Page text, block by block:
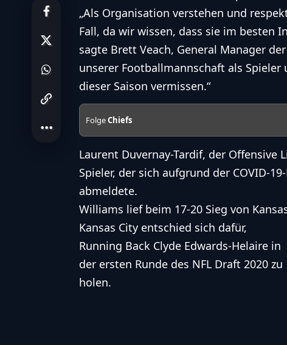
„Als Organisation verstehen und
Fall, da wir wissen, dass sie im besten
sagte Brett Veach, General Manager
unserer Footballmannschaft als
dieser Saison vermissen.“
FolgeChiefs
Laurent Duvernay-Tardif, der Offensive
Spieler, der sich aufgrund der COVID-
abmeldete.
Williams lief beim 17-20 Sieg von
Kansas City entschied sich dafür,
Running Back Clyde Edwards-Helaire in
der ersten Runde des NFL Draft 2020 zu
holen.